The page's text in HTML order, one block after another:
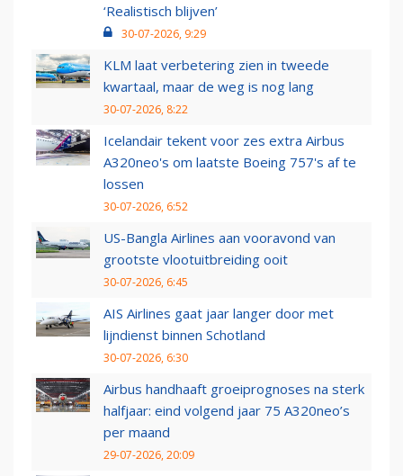
‘Realistisch blijven’
30-07-2026, 9:29
KLM laat verbetering zien in tweede
kwartaal, maar de weg is nog lang
30-07-2026, 8:22
Icelandair tekent voor zes extra Airbus
A320neo's om laatste Boeing 757's af te
lossen
30-07-2026, 6:52
US-Bangla Airlines aan vooravond van
grootste vlootuitbreiding ooit
30-07-2026, 6:45
AIS Airlines gaat jaar langer door met
lijndienst binnen Schotland
30-07-2026, 6:30
Airbus handhaaft groeiprognoses na sterk
halfjaar: eind volgend jaar 75 A320neo’s
per maand
29-07-2026, 20:09